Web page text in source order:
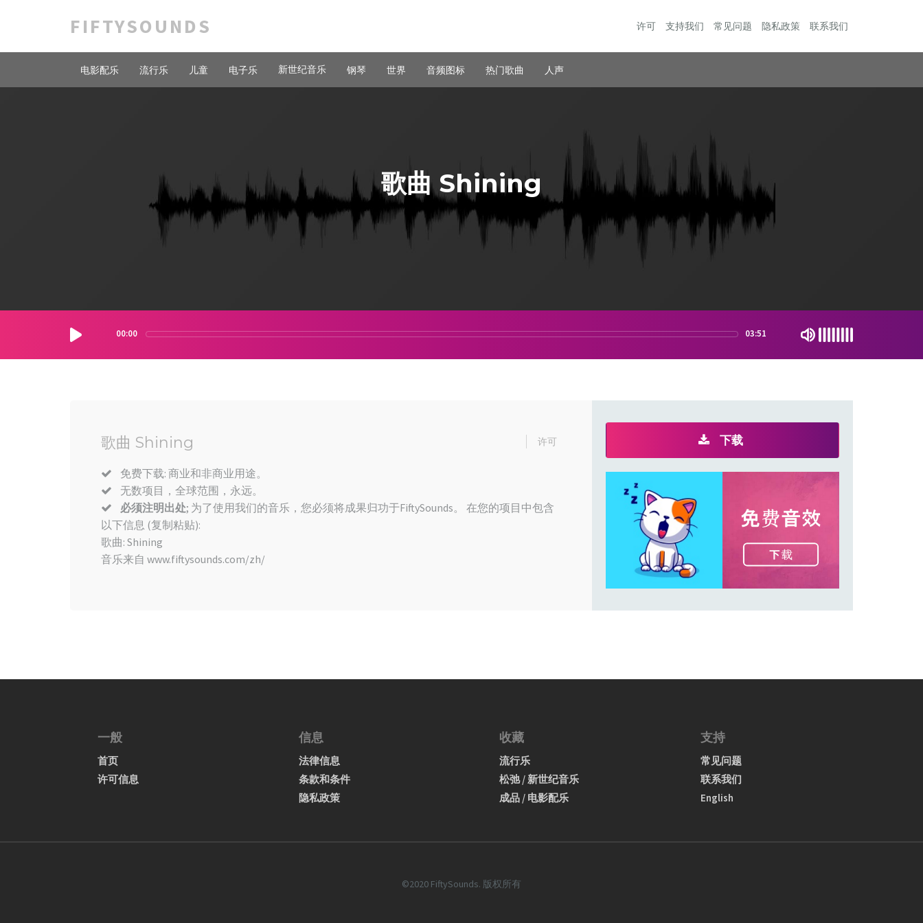
FIFTYSOUNDS 许可 支持我们 常见问题 隐私政策 联系我们
电影配乐 流行乐 儿童 电子乐 新世纪音乐 钢琴 世界 音频图标 热门歌曲 人声
歌曲 Shining
00:00 03:51
歌曲 Shining 许可
免费下载: 商业和非商业用途。
无数项目，全球范围，永远。
必须注明出处; 为了使用我们的音乐，您必须将成果归功于FiftySounds。 在您的项目中包含
以下信息 (复制粘贴):
歌曲: Shining
音乐来自 www.fiftysounds.com/zh/
下载
一般
首页
许可信息
信息
法律信息
条款和条件
隐私政策
收藏
流行乐
松弛 / 新世纪音乐
成品 / 电影配乐
支持
常见问题
联系我们
English
©2020 FiftySounds. 版权所有